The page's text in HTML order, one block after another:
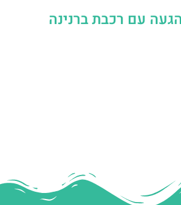
עם רכבת ברנינה